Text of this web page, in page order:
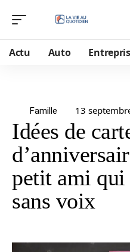
Actu Auto
Famille 13
Idées de
petit ami qui
sans voix